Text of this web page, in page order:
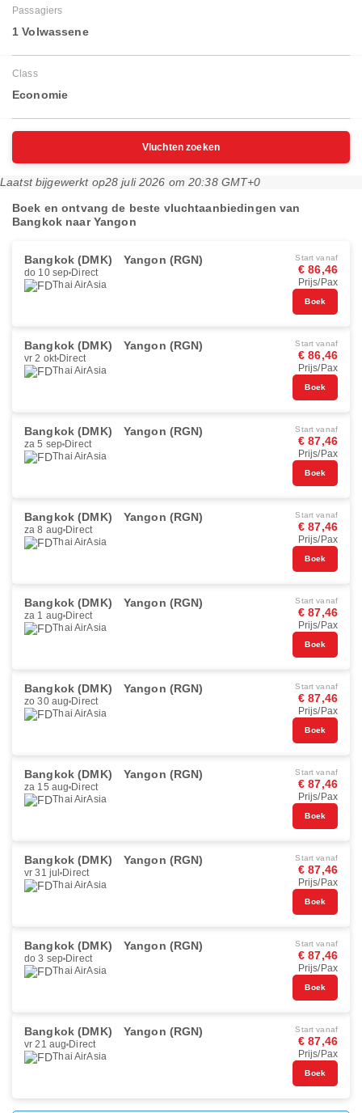
Passagiers
1 Volwassene
Class
Economie
Vluchten zoeken
Laatst bijgewerkt op28 juli 2026 om 20:38 GMT+0
Boek en ontvang de beste vluchtaanbiedingen van
Bangkok naar Yangon
Bangkok (DMK) Yangon (RGN)
do 10 sep Direct
Thai AirAsia
Start vanaf
€ 86,46
Prijs/Pax
Boek
Bangkok (DMK) Yangon (RGN)
vr 2 okt Direct
Thai AirAsia
Start vanaf
€ 86,46
Prijs/Pax
Boek
Bangkok (DMK) Yangon (RGN)
za 5 sep Direct
Thai AirAsia
Start vanaf
€ 87,46
Prijs/Pax
Boek
Bangkok (DMK) Yangon (RGN)
za 8 aug Direct
Thai AirAsia
Start vanaf
€ 87,46
Prijs/Pax
Boek
Bangkok (DMK) Yangon (RGN)
za 1 aug Direct
Thai AirAsia
Start vanaf
€ 87,46
Prijs/Pax
Boek
Bangkok (DMK) Yangon (RGN)
zo 30 aug Direct
Thai AirAsia
Start vanaf
€ 87,46
Prijs/Pax
Boek
Bangkok (DMK) Yangon (RGN)
za 15 aug Direct
Thai AirAsia
Start vanaf
€ 87,46
Prijs/Pax
Boek
Bangkok (DMK) Yangon (RGN)
vr 31 jul Direct
Thai AirAsia
Start vanaf
€ 87,46
Prijs/Pax
Boek
Bangkok (DMK) Yangon (RGN)
do 3 sep Direct
Thai AirAsia
Start vanaf
€ 87,46
Prijs/Pax
Boek
Bangkok (DMK) Yangon (RGN)
vr 21 aug Direct
Thai AirAsia
Start vanaf
€ 87,46
Prijs/Pax
Boek